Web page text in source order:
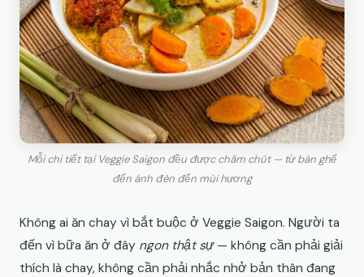
Mỗi chi tiết tại Veggie Saigon đều được chăm chút — từ bàn ghế
đến ánh đèn đến mùi hương
Không ai ăn chay vì bắt buộc ở Veggie Saigon. Người ta
đến vì bữa ăn ở đây ngon thật sự— không cần phải giải
thích là chay, không cần phải nhắc nhở bản thân đang